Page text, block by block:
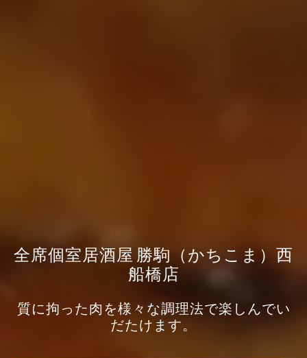
全席個室居酒屋 勝駒（かちこま）西
船橋店
質に拘った肉を様々な調理法で楽しんでい
だたけます。